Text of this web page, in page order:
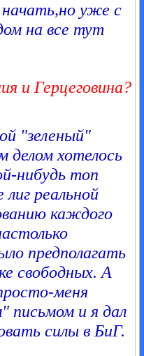
начать,но уже с
на все тут
и Герцеговина?
"зеленый"
делом хотелось
нибудь топ
лиг реальной
каждого
предполагать
свободных. А
меня
письмом и я дал
силы в БиГ.